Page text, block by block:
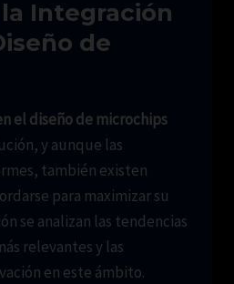
Integración
de
el diseño de microchips
y aunque las
también existen
para maximizar su
se analizan las tendencias
relevantes y las
en este ámbito.